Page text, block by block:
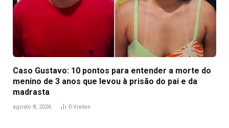
Caso Gustavo: 10 pontos para entender a morte do
menino de 3 anos que levou à prisão do pai e da
madrasta
agosto 8, 2026 0 Visitas